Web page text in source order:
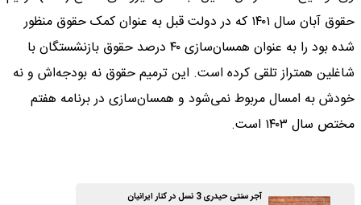
حقوق آبان سال ۱۴۰۱ که در دولت قبل به عنوان کمک حقوق منظور
شده بود را به عنوان همسان‌سازی ۴۰ درصد حقوق بازنشستگان با
شاغلین همتراز تلقی کرده است. این ترمیم حقوق نه بودجه‌اش و نه
خودش به امسال مربوط نمی‌شود و همسان‌سازی در برنامه هفتم
مختص سال ۱۴۰۳ است.
آجر سنتی حیدری 3 نسل در کنار ایرانیان